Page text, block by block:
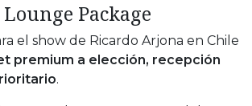
Package
el show de Ricardo Arjona en Chile
premium a elección, recepción
.